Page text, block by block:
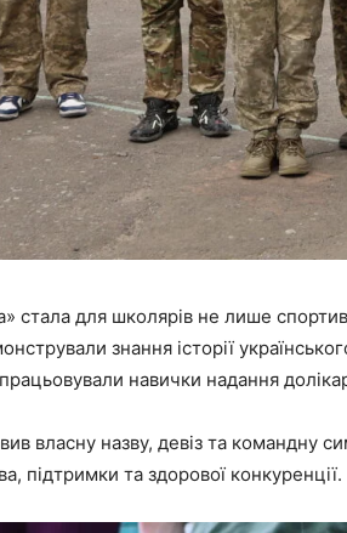
стала для школярів не лише
знання історії
навички надання
власну назву, девіз та командну
підтримки та здорової конкуренції.